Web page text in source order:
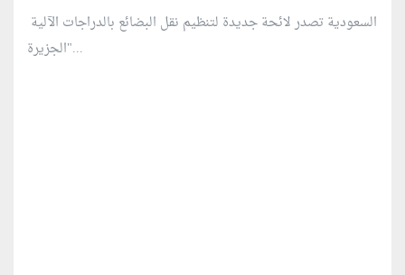
"الجزيرة...